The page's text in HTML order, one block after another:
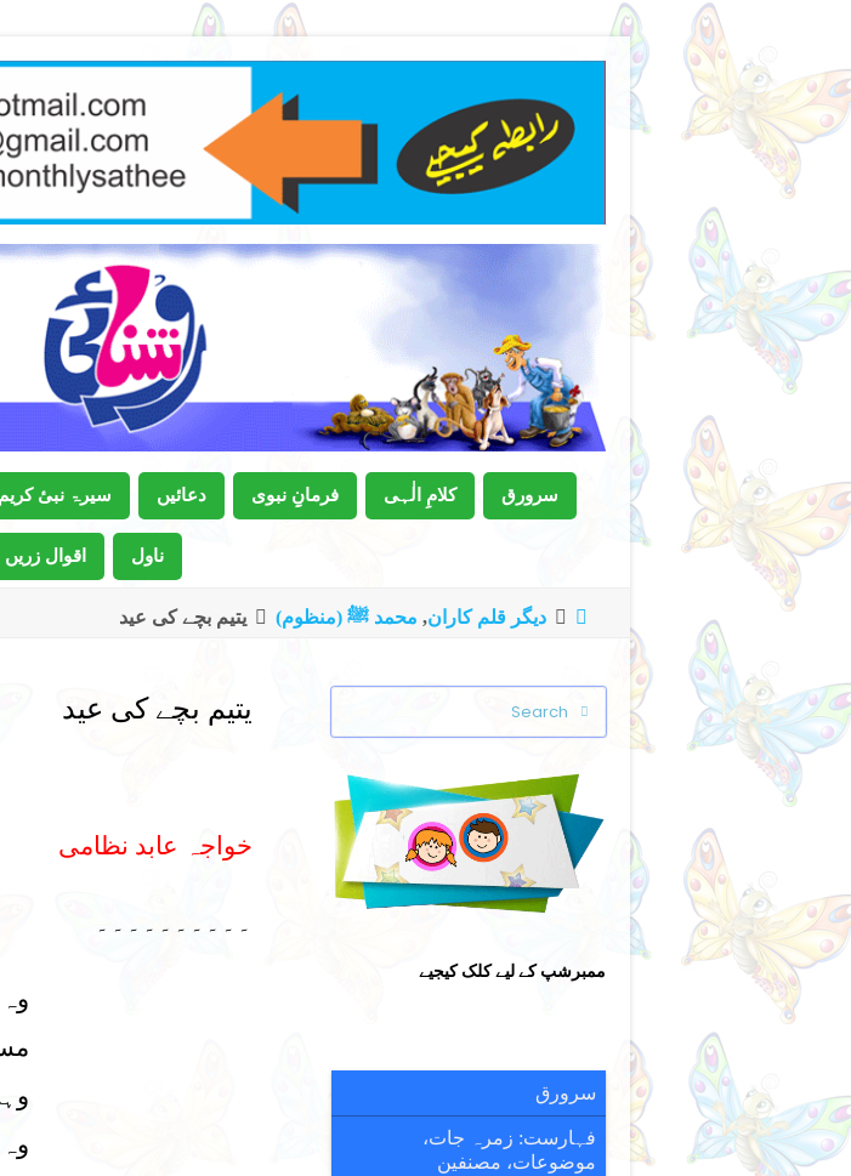
سرورق کلامِ الٰہی فرمانِِ نبوی دعائیں سیرۃ نبیٔ کریم
ناول اقوال زریں
دیگر قلم کاران, محمد ﷺ (منظوم) یتیم بچے کی عید
یتیم بچے کی عید
خواجہ عابد نظامی
۔۔۔۔۔۔۔۔۔۔
Search
ممبرشپ کے لیے کلک کیجیے
سرورق
فہارست: زمرہ جات،
موضوعات، مصنفین